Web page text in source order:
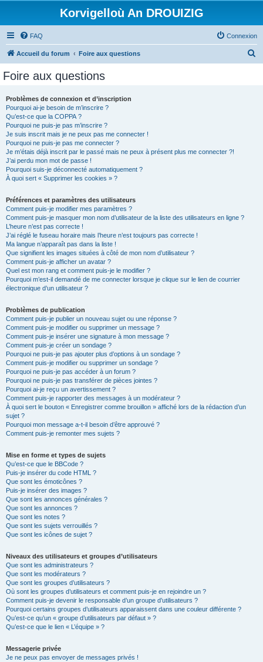
Korvigelloù An DROUIZIG
FAQ Connexion
Accueil du forum Foire aux questions
Foire aux questions
Problèmes de connexion et d’inscription
Pourquoi ai-je besoin de m’inscrire ?
Qu’est-ce que la COPPA ?
Pourquoi ne puis-je pas m’inscrire ?
Je suis inscrit mais je ne peux pas me connecter !
Pourquoi ne puis-je pas me connecter ?
Je m’étais déjà inscrit par le passé mais ne peux à présent plus me connecter ?!
J’ai perdu mon mot de passe !
Pourquoi suis-je déconnecté automatiquement ?
À quoi sert « Supprimer les cookies » ?
Préférences et paramètres des utilisateurs
Comment puis-je modifier mes paramètres ?
Comment puis-je masquer mon nom d’utilisateur de la liste des utilisateurs en ligne ?
L’heure n’est pas correcte !
J’ai réglé le fuseau horaire mais l’heure n’est toujours pas correcte !
Ma langue n’apparaît pas dans la liste !
Que signifient les images situées à côté de mon nom d’utilisateur ?
Comment puis-je afficher un avatar ?
Quel est mon rang et comment puis-je le modifier ?
Pourquoi m’est-il demandé de me connecter lorsque je clique sur le lien de courrier
électronique d’un utilisateur ?
Problèmes de publication
Comment puis-je publier un nouveau sujet ou une réponse ?
Comment puis-je modifier ou supprimer un message ?
Comment puis-je insérer une signature à mon message ?
Comment puis-je créer un sondage ?
Pourquoi ne puis-je pas ajouter plus d’options à un sondage ?
Comment puis-je modifier ou supprimer un sondage ?
Pourquoi ne puis-je pas accéder à un forum ?
Pourquoi ne puis-je pas transférer de pièces jointes ?
Pourquoi ai-je reçu un avertissement ?
Comment puis-je rapporter des messages à un modérateur ?
À quoi sert le bouton « Enregistrer comme brouillon » affiché lors de la rédaction d’un
sujet ?
Pourquoi mon message a-t-il besoin d’être approuvé ?
Comment puis-je remonter mes sujets ?
Mise en forme et types de sujets
Qu’est-ce que le BBCode ?
Puis-je insérer du code HTML ?
Que sont les émoticônes ?
Puis-je insérer des images ?
Que sont les annonces générales ?
Que sont les annonces ?
Que sont les notes ?
Que sont les sujets verrouillés ?
Que sont les icônes de sujet ?
Niveaux des utilisateurs et groupes d’utilisateurs
Que sont les administrateurs ?
Que sont les modérateurs ?
Que sont les groupes d’utilisateurs ?
Où sont les groupes d’utilisateurs et comment puis-je en rejoindre un ?
Comment puis-je devenir le responsable d’un groupe d’utilisateurs ?
Pourquoi certains groupes d’utilisateurs apparaissent dans une couleur différente ?
Qu’est-ce qu’un « groupe d’utilisateurs par défaut » ?
Qu’est-ce que le lien « L’équipe » ?
Messagerie privée
Je ne peux pas envoyer de messages privés !